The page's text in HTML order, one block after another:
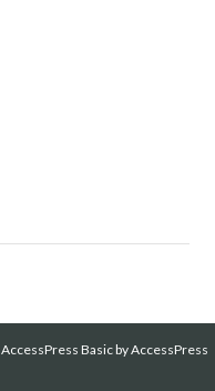
AccessPress Basicby AccessPress